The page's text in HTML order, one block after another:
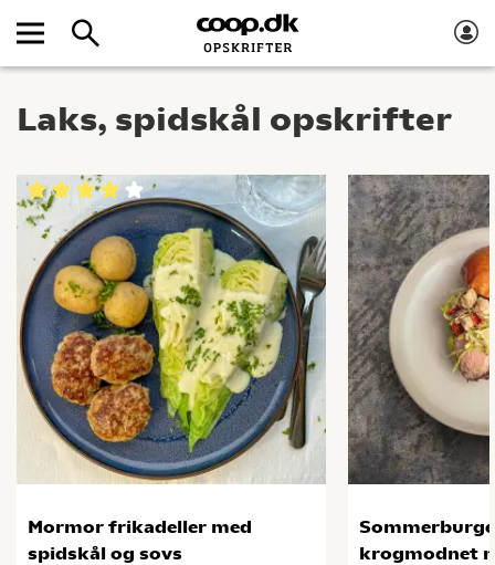
Laks, spidskål opskrifter
Mormor frikadeller med
spidskål og sovs
krogmodnet